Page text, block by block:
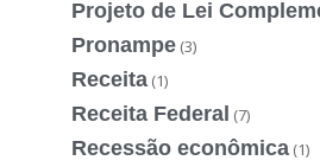
Projeto de Lei
Pronampe (3)
Receita (1)
Receita Federal (7)
Recessão econômica (1)